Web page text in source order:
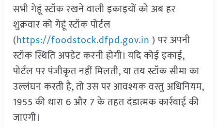
सभी गेहूं स्टॉक रखने वाली इकाइयों को अब हर
शुक्रवार को गेहूं स्टॉक पोर्टल
(https://foodstock.dfpd.gov.in ) पर अपनी
स्टॉक स्थिति अपडेट करनी होगी। यदि कोई इकाई,
पोर्टल पर पंजीकृत नहीं मिलती, या तय स्टॉक सीमा का
उल्लंघन करती है, तो उस पर आवश्यक वस्तु अधिनियम,
1955 की धारा 6 और 7 के तहत दंडात्मक कार्रवाई की
जाएगी।